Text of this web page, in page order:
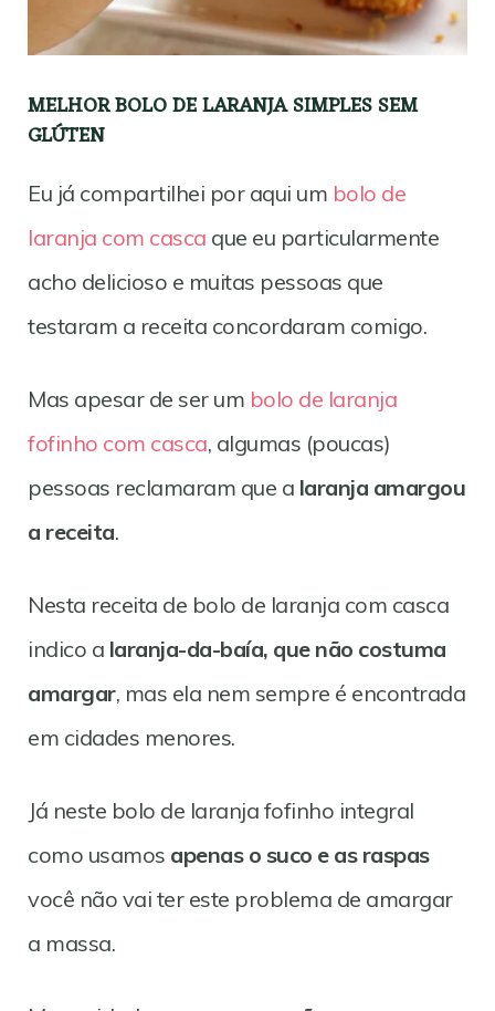
MELHOR BOLO DE LARANJA SIMPLES SEM
GLÚTEN
Eu já compartilhei por aqui um bolo de
laranja com casca que eu particularmente
acho delicioso e muitas pessoas que
testaram a receita concordaram comigo.
Mas apesar de ser um bolo de laranja
fofinho com casca, algumas (poucas)
pessoas reclamaram que a laranja amargou
a receita.
Nesta receita de bolo de laranja com casca
indico a laranja-da-baía, que não costuma
amargar, mas ela nem sempre é encontrada
em cidades menores.
Já neste bolo de laranja fofinho integral
como usamos apenas o suco e as raspas
você não vai ter este problema de amargar
a massa.